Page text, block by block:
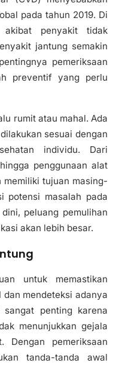
pada tahun 2019. Di
akibat penyakit tidak
jantung semakin
pemeriksaan
preventif yang perlu
rumit atau mahal. Ada
sesuai dengan
individu. Dari
penggunaan alat
memiliki tujuan masing-
potensi masalah pada
peluang pemulihan
akan lebih besar.
untuk memastikan
mendeteksi adanya
penting karena
menunjukkan gejala
Dengan pemeriksaan
tanda-tanda awal